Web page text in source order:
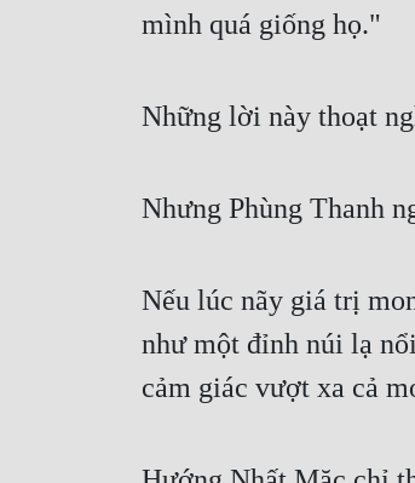
mình quá giống họ."
Những lời này thoạt
Nhưng Phùng Thanh
Nếu lúc nãy giá trị
như một đỉnh núi lạ
cảm giác vượt xa cả